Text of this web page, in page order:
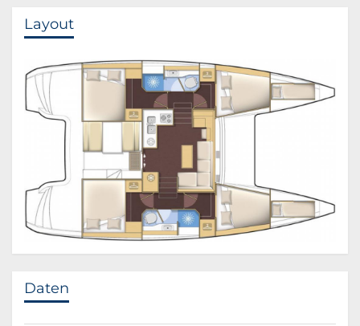
Layout
Daten